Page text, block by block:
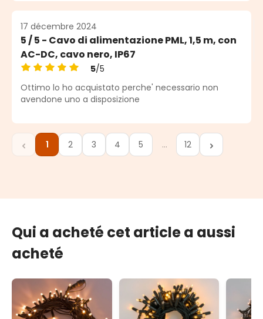
17 décembre 2024
5 / 5 - Cavo di alimentazione PML, 1,5 m, con
AC-DC, cavo nero, IP67
Note moyenne de 5 sur 5 étoiles
5/5
Ottimo lo ho acquistato perche' necessario non
avendone uno a disposizione
Page
1 Page
2 Page
3 Page
4 Page
5 … Page
12
Qui a acheté cet article a aussi
acheté